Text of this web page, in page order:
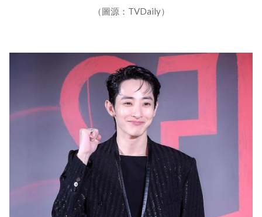
（圖源：TVDaily）